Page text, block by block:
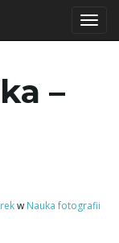
–
w Nauka fotografii